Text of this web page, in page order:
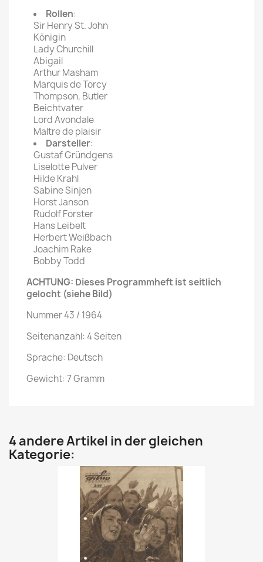
Rollen:
Sir Henry St. John
Königin
Lady Churchill
Abigail
Arthur Masham
Marquis de Torcy
Thompson, Butler
Beichtvater
Lord Avondale
Maltre de plaisir
Darsteller:
Gustaf Gründgens
Liselotte Pulver
Hilde Krahl
Sabine Sinjen
Horst Janson
Rudolf Forster
Hans Leibelt
Herbert Weißbach
Joachim Rake
Bobby Todd
ACHTUNG: Dieses Programmheft ist seitlich
gelocht (siehe Bild)
Nummer 43 / 1964
Seitenanzahl: 4 Seiten
Sprache: Deutsch
Gewicht: 7 Gramm
4 andere Artikel in der gleichen
Kategorie: